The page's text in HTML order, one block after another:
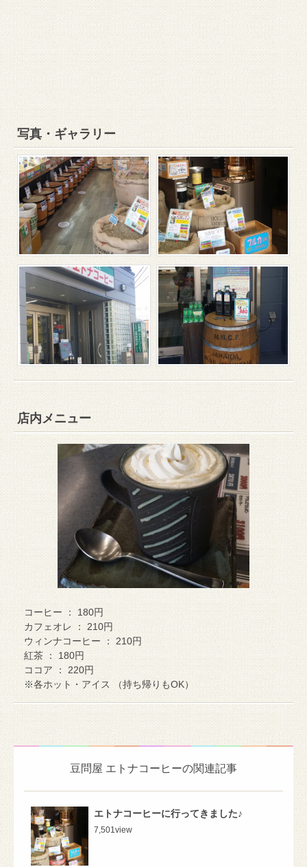
写真・ギャラリー
店内メニュー
コーヒー ： 180円
カフェオレ ： 210円
ウィンナコーヒー ： 210円
紅茶 ： 180円
ココア ： 220円
※各ホット・アイス （持ち帰りもOK）
豆問屋 エトナコーヒーの関連記事
エトナコーヒーに行ってきました♪
7,501view